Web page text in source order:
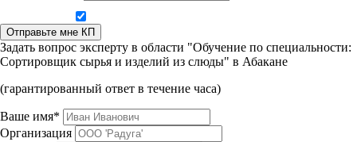
Отправьте мне КП
Задать вопрос эксперту в области "Обучение по специальности:
Сортировщик сырья и изделий из слюды" в Абакане
(гарантированный ответ в течение часа)
Ваше имя*
Организация